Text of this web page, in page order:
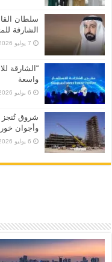
سلطان
الشارقة
7 يوليو 2026
واسعة
6 يوليو 2026
شروق تُنجز
وأجوان
6 يوليو 2026